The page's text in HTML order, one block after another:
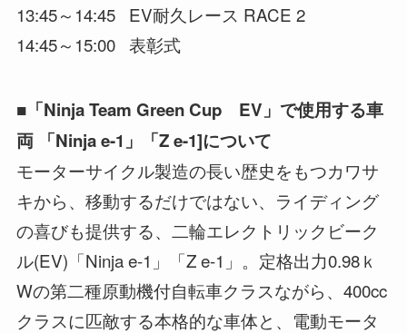
13:45～14:45 EV耐久レース RACE 2
14:45～15:00 表彰式
■「Ninja Team Green Cup EV」で使用する車
両 「Ninja e-1」「Z e-1]について
モーターサイクル製造の長い歴史をもつカワサ
キから、移動するだけではない、ライディング
の喜びも提供する、二輪エレクトリックビーク
ル(EV)「Ninja e-1」「Z e-1」。定格出力0.98ｋ
Wの第二種原動機付自転車クラスながら、400cc
クラスに匹敵する本格的な車体と、電動モータ